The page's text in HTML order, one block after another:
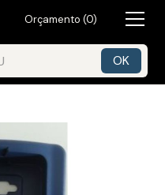
Orçamento (0)